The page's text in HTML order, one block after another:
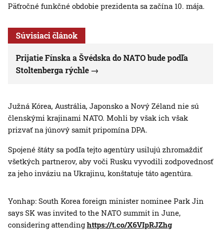
Päťročné funkčné obdobie prezidenta sa začína 10. mája.
Súvisiaci článok
Prijatie Fínska a Švédska do NATO bude podľa
Stoltenberga rýchle
Južná Kórea, Austrália, Japonsko a Nový Zéland nie sú
členskými krajinami NATO. Mohli by však ich však
prizvať na júnový samit pripomína DPA.
Spojené štáty sa podľa tejto agentúry usilujú zhromaždiť
všetkých partnerov, aby voči Rusku vyvodili zodpovednosť
za jeho inváziu na Ukrajinu, konštatuje táto agentúra.
Yonhap: South Korea foreign minister nominee Park Jin
says SK was invited to the NATO summit in June,
considering attendinghttps://t.co/X6VIpRJZhg